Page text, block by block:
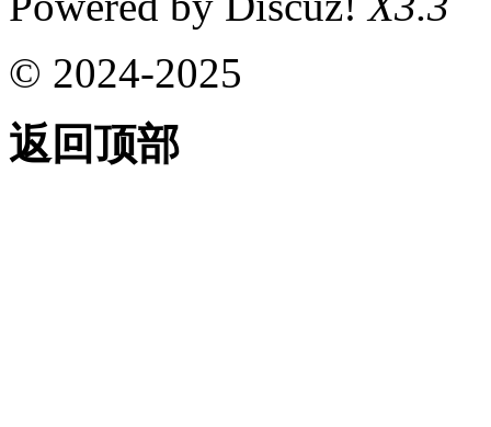
© 2024-2025
返回顶部